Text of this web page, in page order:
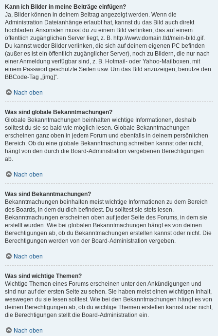
Kann ich Bilder in meine Beiträge einfügen?
Ja, Bilder können in deinem Beitrag angezeigt werden. Wenn die
Administration Dateianhänge erlaubt hat, kannst du das Bild auch direkt
hochladen. Ansonsten musst du zu einem Bild verlinken, das auf einem
öffentlich zugänglichen Server liegt, z. B. http://www.domain.tld/mein-bild.gif.
Du kannst weder Bilder verlinken, die sich auf deinem eigenen PC befinden
(außer es ist ein öffentlich zugänglicher Server), noch zu Bildern, die nur nach
einer Anmeldung verfügbar sind, z. B. Hotmail- oder Yahoo-Mailboxen, mit
einem Passwort geschützte Seiten usw. Um das Bild anzuzeigen, benutze den
BBCode-Tag „[img]“.
Nach oben
Was sind globale Bekanntmachungen?
Globale Bekanntmachungen beinhalten wichtige Informationen, deshalb
solltest du sie so bald wie möglich lesen. Globale Bekanntmachungen
erscheinen ganz oben in jedem Forum und ebenfalls in deinem persönlichen
Bereich. Ob du eine globale Bekanntmachung schreiben kannst oder nicht,
hängt von den durch die Board-Administration vergebenen Berechtigungen
ab.
Nach oben
Was sind Bekanntmachungen?
Bekanntmachungen beinhalten meist wichtige Informationen zu dem Bereich
des Boards, in dem du dich befindest. Du solltest sie stets lesen.
Bekanntmachungen erscheinen oben auf jeder Seite des Forums, in dem sie
erstellt wurden. Wie bei globalen Bekanntmachungen hängt es von deinen
Berechtigungen ab, ob du Bekanntmachungen erstellen kannst oder nicht. Die
Berechtigungen werden von der Board-Administration vergeben.
Nach oben
Was sind wichtige Themen?
Wichtige Themen eines Forums erscheinen unter den Ankündigungen und
sind nur auf der ersten Seite zu sehen. Sie haben meist einen wichtigen Inhalt,
weswegen du sie lesen solltest. Wie bei den Bekanntmachungen hängt es von
deinen Berechtigungen ab, ob du wichtige Themen erstellen kannst oder nicht;
die Berechtigungen stellt die Board-Administration ein.
Nach oben